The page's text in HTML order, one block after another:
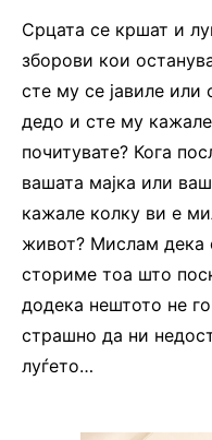
Срцата се кршат и
зборови кои
сте му се јавиле или
дедо и сте му
почитувате? Кога
вашата мајка или
кажале колку ви е
живот? Мислам дека
сториме тоа што
додека нештото не
страшно да ни
луѓето…